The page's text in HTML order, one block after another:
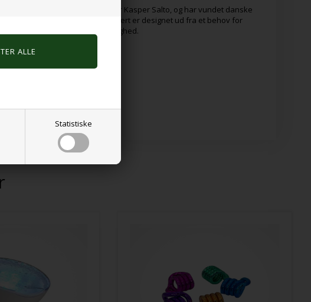
Statistiske
den anerkendte møbeldesigner Kasper Salto, og har vundet danske
funktionelt møbel, der primært er designet ud fra et behov for
høj hygiejne er en nødvendighed.
slukning når låget åbnes .